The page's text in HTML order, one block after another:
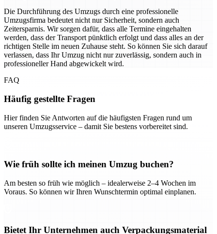
Die Durchführung des Umzugs durch eine professionelle
Umzugsfirma bedeutet nicht nur Sicherheit, sondern auch
Zeitersparnis. Wir sorgen dafür, dass alle Termine eingehalten
werden, dass der Transport pünktlich erfolgt und dass alles an der
richtigen Stelle im neuen Zuhause steht. So können Sie sich darauf
verlassen, dass Ihr Umzug nicht nur zuverlässig, sondern auch in
professioneller Hand abgewickelt wird.
FAQ
Häufig gestellte Fragen
Hier finden Sie Antworten auf die häufigsten Fragen rund um
unseren Umzugsservice – damit Sie bestens vorbereitet sind.
Wie früh sollte ich meinen Umzug buchen?
Am besten so früh wie möglich – idealerweise 2–4 Wochen im
Voraus. So können wir Ihren Wunschtermin optimal einplanen.
Bietet Ihr Unternehmen auch Verpackungsmaterial